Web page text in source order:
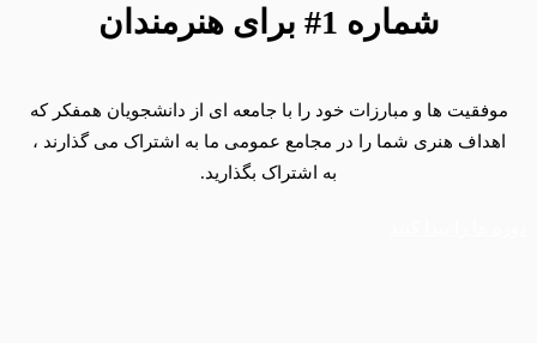
شماره 1# برای هنرمندان
موفقیت ها و مبارزات خود را با جامعه ای از دانشجویان همفکر که
اهداف هنری شما را در مجامع عمومی ما به اشتراک می گذارند ،
به اشتراک بگذارید.